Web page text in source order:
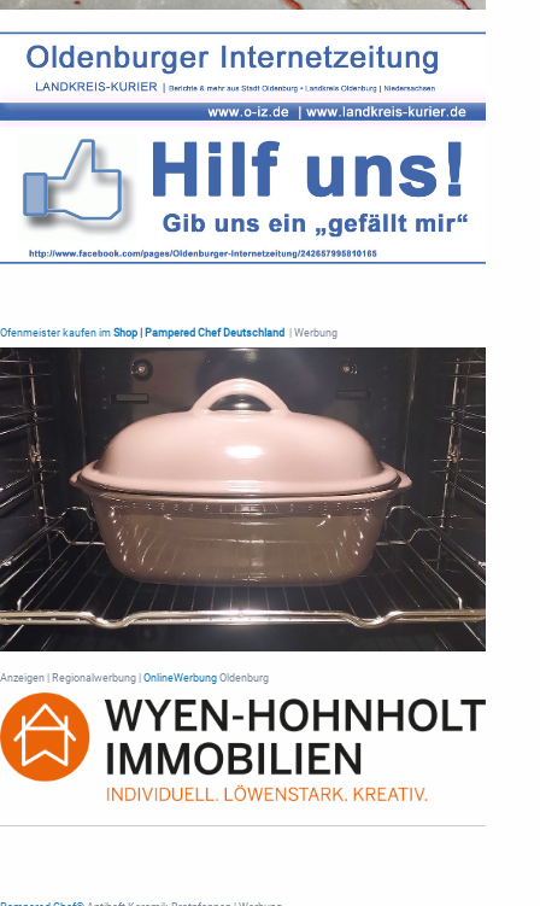
Ofenmeister kaufen im Shop | Pampered Chef Deutschland | Werbung
Anzeigen | Regionalwerbung | OnlineWerbung Oldenburg